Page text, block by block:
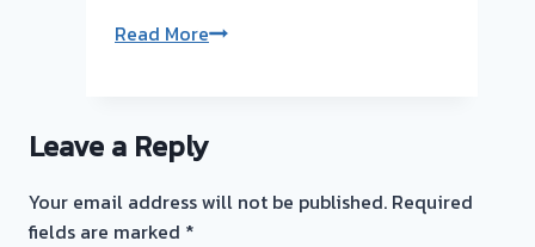
Read Moreรับ
ทอง
บริการ
Leave a Reply
Your email address will not be published. Required
fields are marked *